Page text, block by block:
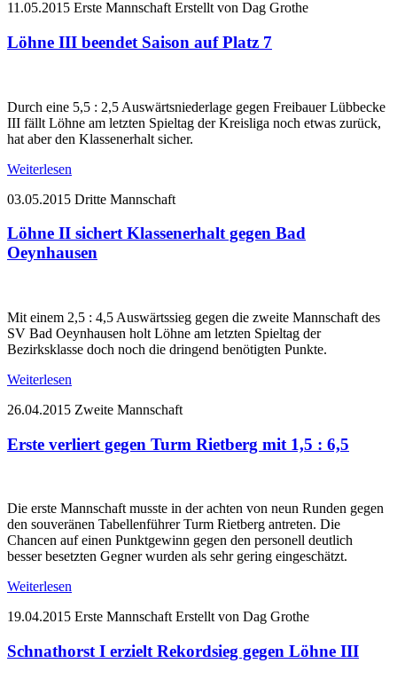
11.05.2015 Erste Mannschaft Erstellt von Dag Grothe
Löhne III beendet Saison auf Platz 7
Durch eine 5,5 : 2,5 Auswärtsniederlage gegen Freibauer Lübbecke
III fällt Löhne am letzten Spieltag der Kreisliga noch etwas zurück,
hat aber den Klassenerhalt sicher.
Weiterlesen
03.05.2015 Dritte Mannschaft
Löhne II sichert Klassenerhalt gegen Bad
Oeynhausen
Mit einem 2,5 : 4,5 Auswärtssieg gegen die zweite Mannschaft des
SV Bad Oeynhausen holt Löhne am letzten Spieltag der
Bezirksklasse doch noch die dringend benötigten Punkte.
Weiterlesen
26.04.2015 Zweite Mannschaft
Erste verliert gegen Turm Rietberg mit 1,5 : 6,5
Die erste Mannschaft musste in der achten von neun Runden gegen
den souveränen Tabellenführer Turm Rietberg antreten. Die
Chancen auf einen Punktgewinn gegen den personell deutlich
besser besetzten Gegner wurden als sehr gering eingeschätzt.
Weiterlesen
19.04.2015 Erste Mannschaft Erstellt von Dag Grothe
Schnathorst I erzielt Rekordsieg gegen Löhne III